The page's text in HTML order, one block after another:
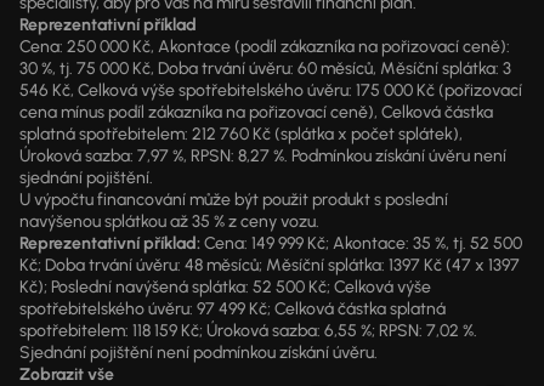
Reprezentativní příklad
Cena: 250 000 Kč, Akontace (podíl zákazníka na pořizovací ceně):
30 %, tj. 75 000 Kč, Doba trvání úvěru: 60 měsíců, Měsíční splátka: 3
546 Kč, Celková výše spotřebitelského úvěru: 175 000 Kč (pořizovací
cena mínus podíl zákazníka na pořizovací ceně), Celková částka
splatná spotřebitelem: 212 760 Kč (splátka x počet splátek),
Úroková sazba: 7,97 %, RPSN: 8,27 %. Podmínkou získání úvěru není
sjednání pojištění.
U výpočtu financování může být použit produkt s poslední
navýšenou splátkou až 35 % z ceny vozu.
Reprezentativní příklad:Cena: 149 999 Kč; Akontace: 35 %, tj. 52 500
Kč; Doba trvání úvěru: 48 měsíců; Měsíční splátka: 1397 Kč (47 x 1397
Kč); Poslední navýšená splátka: 52 500 Kč; Celková výše
spotřebitelského úvěru: 97 499 Kč; Celková částka splatná
spotřebitelem: 118 159 Kč; Úroková sazba: 6,55 %; RPSN: 7,02 %.
Sjednání pojištění není podmínkou získání úvěru.
Zobrazit vše